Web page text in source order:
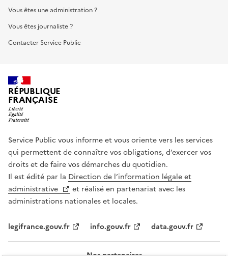
Vous êtes une administration ?
Vous êtes journaliste ?
Contacter Service Public
RÉPUBLIQUE
FRANÇAISE
Service Public vous informe et vous oriente vers les services
qui permettent de connaître vos obligations, d’exercer vos
droits et de faire vos démarches du quotidien.
Il est édité par la Direction de l’information légale et
administrative
et réalisé en partenariat avec les
administrations nationales et locales.
legifrance.gouv.fr info.gouv.fr data.gouv.fr